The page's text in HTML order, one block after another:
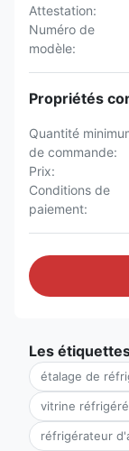
Attestation:
Numéro de
modèle:
Propriétés
Quantité
de commande:
Prix:
Conditions de
paiement:
Les
étalage de
vitrine
réfrigérateur